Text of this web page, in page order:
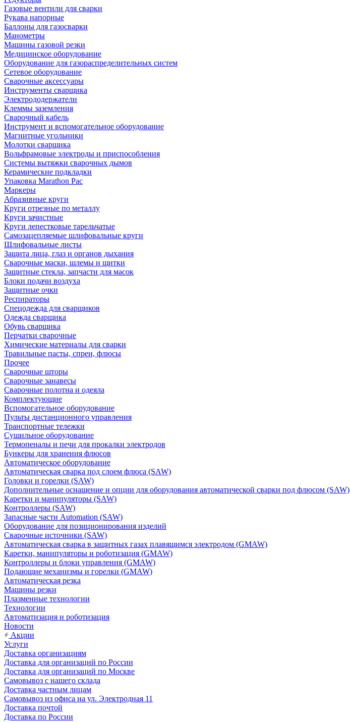
Газовые вентили для сварки
Рукава напорные
Баллоны для газосварки
Манометры
Машины газовой резки
Медицинское оборудование
Оборудование для газораспределительных систем
Сетевое оборудование
Сварочные аксессуары
Инструменты сварщика
Электрододержатели
Клеммы заземления
Сварочный кабель
Инструмент и вспомогательное оборудование
Магнитные угольники
Молотки сварщика
Вольфрамовые электроды и приспособления
Системы вытяжки сварочных дымов
Керамические подкладки
Упаковка Marathon Pac
Маркеры
Абразивные круги
Круги отрезные по металлу
Круги зачистные
Круги лепестковые тарельчатые
Самозацепляемые шлифовальные круги
Шлифовальные листы
Защита лица, глаз и органов дыхания
Сварочные маски, шлемы и щитки
Защитные стекла, запчасти для масок
Блоки подачи воздуха
Защитные очки
Респираторы
Спецодежда для сварщиков
Одежда сварщика
Обувь сварщика
Перчатки сварочные
Химические материалы для сварки
Травильные пасты, спреи, флюсы
Прочее
Сварочные шторы
Сварочные занавесы
Сварочные полотна и одеяла
Комплектующие
Вспомогательное оборудование
Пульты дистанционного управления
Транспортные тележки
Сушильное оборудование
Термопеналы и печи для прокалки электродов
Бункеры для хранения флюсов
Автоматическое оборудование
Автоматическая сварка под слоем флюса (SAW)
Головки и горелки (SAW)
Дополнительные оснащение и опции для оборудования автоматической сварки под флюсом (SAW)
Каретки и манипуляторы (SAW)
Контроллеры (SAW)
Запасные части Automation (SAW)
Оборудование для позиционирования изделий
Сварочные источники (SAW)
Автоматическая сварка в защитных газах плавящимся электродом (GMAW)
Каретки, манипуляторы и роботизация (GMAW)
Контроллеры и блоки управления (GMAW)
Подающие механизмы и горелки (GMAW)
Автоматическая резка
Машины резки
Плазменные технологии
Технологии
Автоматизация и роботизация
Новости
Акции
Услуги
Доставка организациям
Доставка для организаций по России
Доставка для организаций по Москве
Самовывоз с нашего склада
Доставка частным лицам
Самовывоз из офиса на ул. Электродная 11
Доставка почтой
Доставка по России